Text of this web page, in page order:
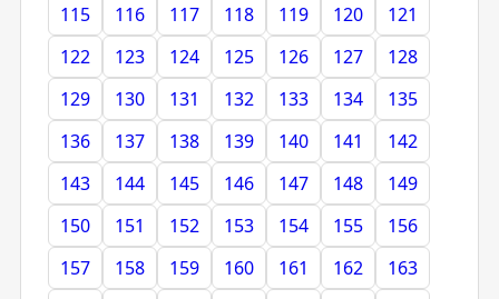
115
116 117 118 119 120
121
122
123 124 125 126 127
128
129
130 131 132 133 134
135
136
137 138 139 140 141
142
143
144 145 146 147 148
149
150
151 152 153 154 155
156
157
158 159 160 161 162
163